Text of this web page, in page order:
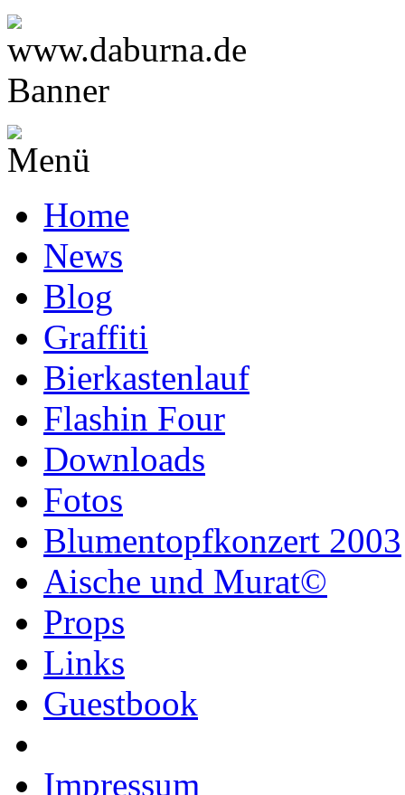
Home
News
Blog
Graffiti
Bierkastenlauf
Flashin Four
Downloads
Fotos
Blumentopfkonzert 2003
Aische und Murat©
Props
Links
Guestbook
Impressum